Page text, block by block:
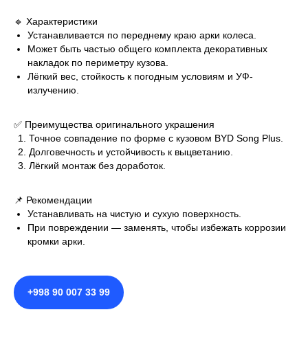
🔹 Характеристики
Устанавливается по переднему краю арки колеса.
Может быть частью общего комплекта декоративных
накладок по периметру кузова.
Лёгкий вес, стойкость к погодным условиям и УФ-
излучению.
✅ Преимущества оригинального украшения
Точное совпадение по форме с кузовом BYD Song Plus.
Долговечность и устойчивость к выцветанию.
Лёгкий монтаж без доработок.
📌 Рекомендации
Устанавливать на чистую и сухую поверхность.
При повреждении — заменять, чтобы избежать коррозии
кромки арки.
+998 90 007 33 99